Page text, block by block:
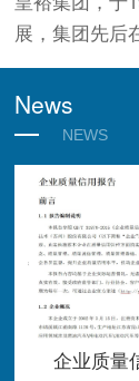
展，集团先后
News
NEWS
企业质量